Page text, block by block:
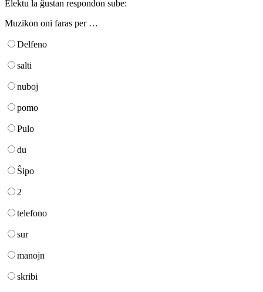
Elektu la ĝustan respondon sube:
Muzikon oni faras per …
Delfeno
salti
nuboj
pomo
Pulo
du
Ŝipo
2
telefono
sur
manojn
skribi